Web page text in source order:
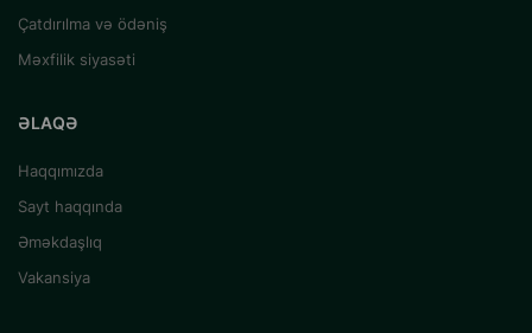
Çatdırılma və ödəniş
Məxfilik siyasəti
ƏLAQƏ
Haqqımızda
Sayt haqqında
Əməkdaşlıq
Vakansiya